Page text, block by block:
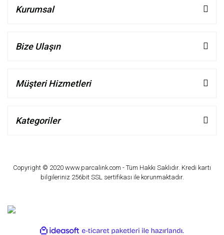
Kurumsal
Bize Ulaşın
Müşteri Hizmetleri
Kategoriler
Copyright © 2020 www.parcalink.com - Tüm Hakkı Saklıdır. Kredi kartı
bilgileriniz 256bit SSL sertifikası ile korunmaktadır.
ideasoft e-